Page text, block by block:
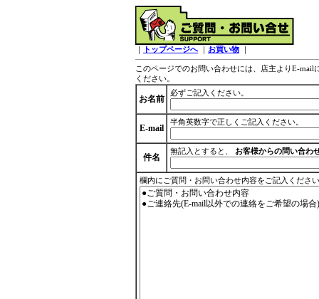
トップページへ｜ お買い物
このページでのお問い合わせには、店主よりE-
ください。
お名前
必ずご記入ください。
E-mail
半角英数字で正しくご記入ください。
件名
無記入とすると、 お客様からの問い合わ
欄内にご質問・お問い合わせ内容をご記入くださ